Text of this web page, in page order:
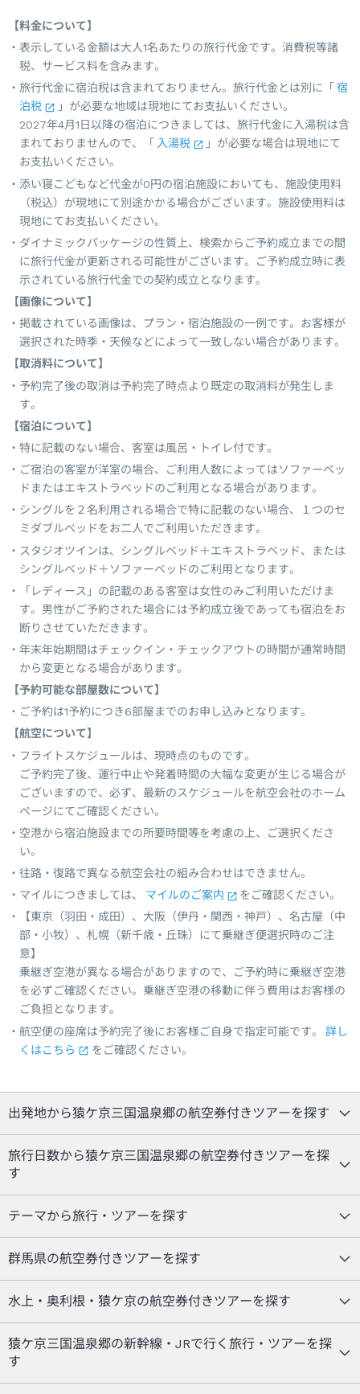
【料金について】
表示している金額は大人1名あたりの旅行代金です。消費税等諸
税、サービス料を含みます。
旅行代金に宿泊税は含まれておりません。旅行代金とは別に「 宿
泊税
」が必要な地域は現地にてお支払いください。
2027年4月1日以降の宿泊につきましては、旅行代金に入湯税は含
まれておりませんので、「 入湯税
」が必要な場合は現地にて
お支払いください。
添い寝こどもなど代金が0円の宿泊施設においても、施設使用料
（税込）が現地にて別途かかる場合がございます。施設使用料は
現地にてお支払いください。
ダイナミックパッケージの性質上、検索からご予約成立までの間
に旅行代金が更新される可能性がございます。ご予約成立時に表
示されている旅行代金での契約成立となります。
【画像について】
掲載されている画像は、プラン・宿泊施設の一例です。お客様が
選択された時季・天候などによって一致しない場合があります。
【取消料について】
予約完了後の取消は予約完了時点より既定の取消料が発生しま
す。
【宿泊について】
特に記載のない場合、客室は風呂・トイレ付です。
ご宿泊の客室が洋室の場合、ご利用人数によってはソファーベッ
ドまたはエキストラベッドのご利用となる場合があります。
シングルを２名利用される場合で特に記載のない場合、１つのセ
ミダブルベッドをお二人でご利用いただきます。
スタジオツインは、シングルベッド＋エキストラベッド、または
シングルベッド＋ソファーベッドのご利用となります。
「レディース」の記載のある客室は女性のみご利用いただけま
す。男性がご予約された場合には予約成立後であっても宿泊をお
断りさせていただきます。
年末年始期間はチェックイン・チェックアウトの時間が通常時間
から変更となる場合があります。
【予約可能な部屋数について】
ご予約は1予約につき6部屋までのお申し込みとなります。
【航空について】
フライトスケジュールは、現時点のものです。
ご予約完了後、運行中止や発着時間の大幅な変更が生じる場合が
ございますので、必ず、最新のスケジュールを航空会社のホーム
ページにてご確認ください。
空港から宿泊施設までの所要時間等を考慮の上、ご選択くださ
い。
往路・復路で異なる航空会社の組み合わせはできません。
マイルにつきましては、
マイルのご案内
をご確認ください。
【東京（羽田・成田）、大阪（伊丹・関西・神戸）、名古屋（中
部・小牧）、札幌（新千歳・丘珠）にて乗継ぎ便選択時のご注
意】
乗継ぎ空港が異なる場合がありますので、ご予約時に乗継ぎ空港
を必ずご確認ください。乗継ぎ空港の移動に伴う費用はお客様の
ご負担となります。
航空便の座席は予約完了後にお客様ご自身で指定可能です。
詳し
くはこちら
をご確認ください。
出発地から猿ケ京三国温泉郷の航空券付きツアーを探す
旅行日数から猿ケ京三国温泉郷の航空券付きツアーを探
す
テーマから旅行・ツアーを探す
群馬県の航空券付きツアーを探す
水上・奥利根・猿ケ京の航空券付きツアーを探す
猿ケ京三国温泉郷の新幹線・JRで行く旅行・ツアーを探
す